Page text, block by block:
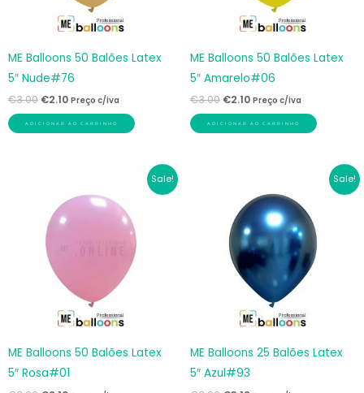
ME Balloons 50 Balões Latex
5″ Nude#76
€3.00 €2.10 Preço c/iva
ADICIONAR AO CARRINHO
ME Balloons 50 Balões Latex
5″ Amarelo#06
€3.00 €2.10 Preço c/iva
ADICIONAR AO CARRINHO
Sale!
ME Balloons 50 Balões Latex
5″ Rosa#01
original
era:
€3.00.
atual
Sale!
ME Balloons 25 Balões Latex
5″ Azul#93
original
era:
€3.90.
atual
é:
€3.12.